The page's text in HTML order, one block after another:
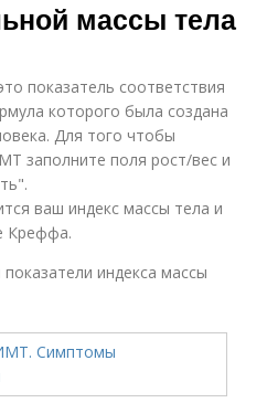
массы тела
показатель соответствия
которого была создана
Для того чтобы
заполните поля рост/вес и
ваш индекс массы тела и
Креффа.
индекса массы